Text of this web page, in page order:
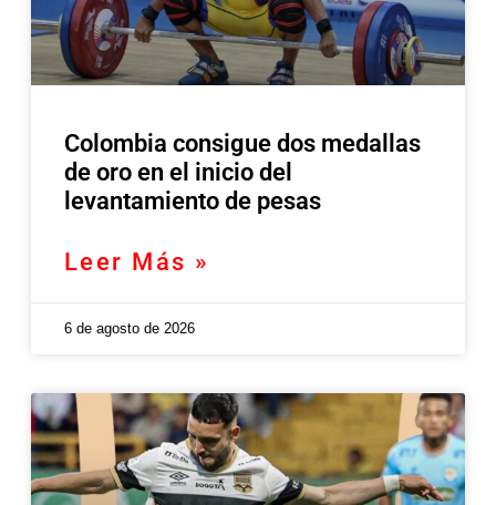
Colombia consigue dos medallas
de oro en el inicio del
levantamiento de pesas
Leer Más »
6 de agosto de 2026